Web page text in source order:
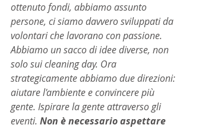
ottenuto fondi, abbiamo assunto
persone, ci siamo davvero sviluppati da
volontari che lavorano con passione.
Abbiamo un sacco di idee diverse, non
solo sui cleaning day. Ora
strategicamente abbiamo due direzioni:
aiutare l'ambiente e convincere più
gente. Ispirare la gente attraverso gli
eventi. Non è necessario aspettare